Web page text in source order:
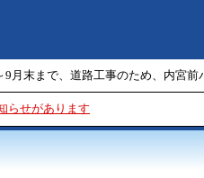
9月末まで、道路工事のため、内宮前
らせがあります